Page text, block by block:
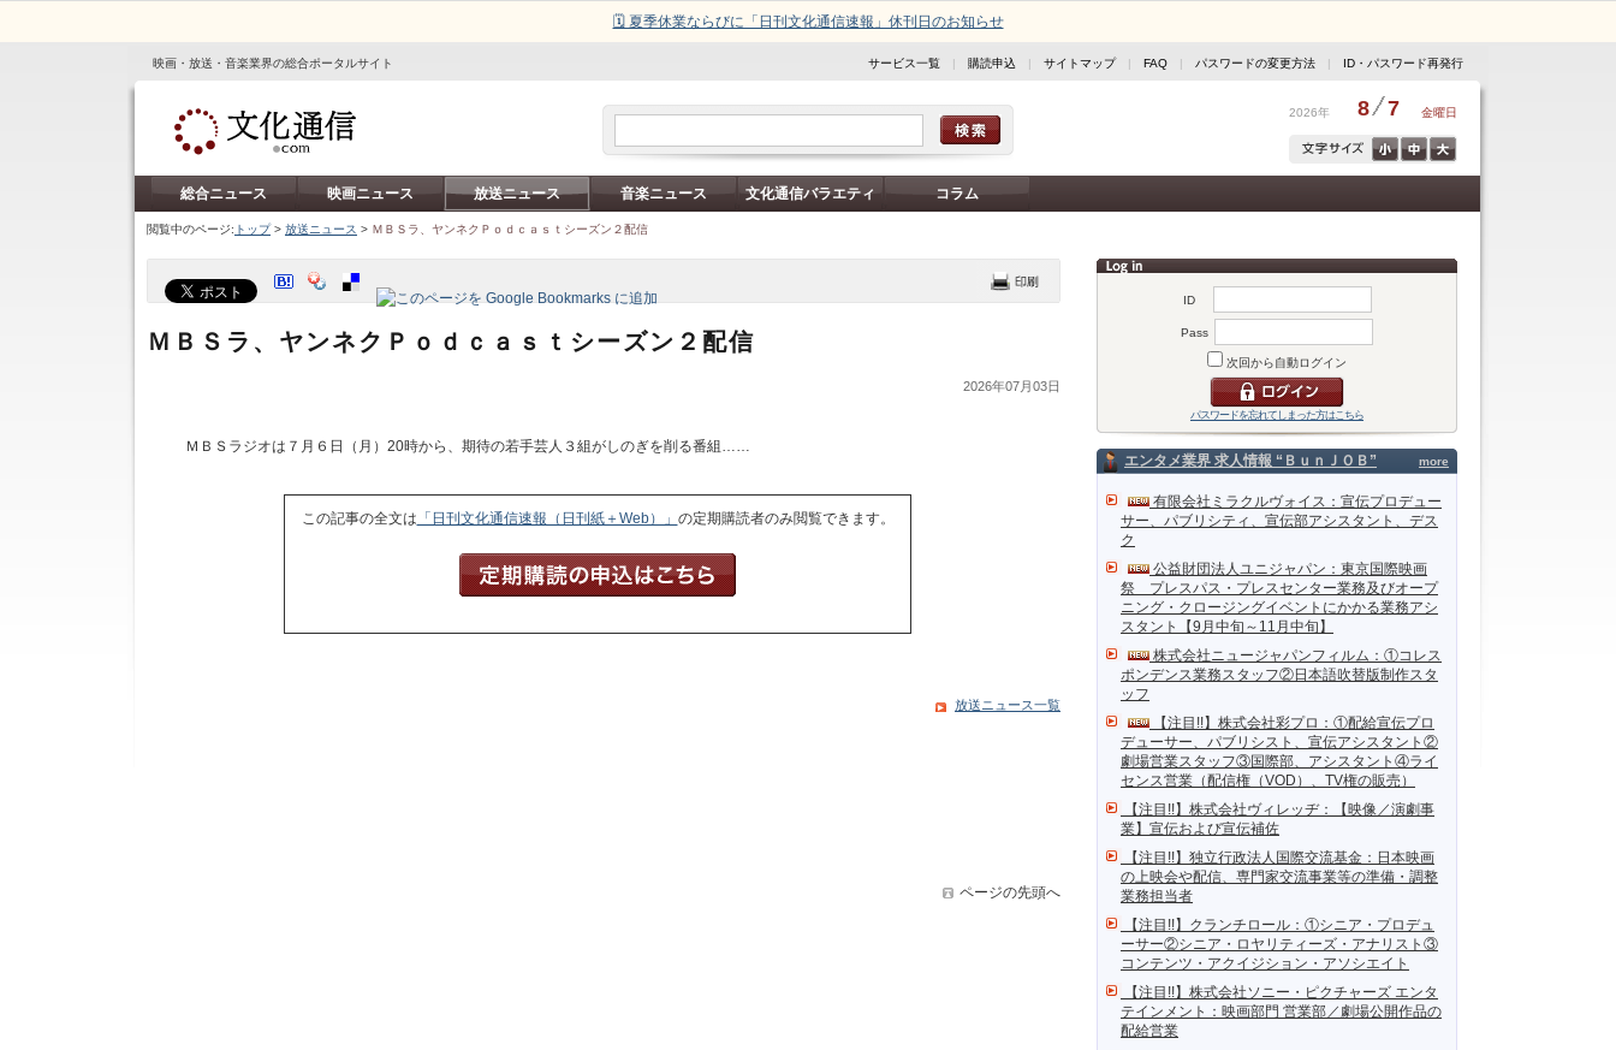
🗓️ 夏季休業ならびに「日刊文化通信速報」休刊日のお知らせ
映画・放送・音楽業界の総合ポータルサイト サービス一覧 | 購読申込 | サイトマップ| FAQ | パスワードの変更方法 | ID・パスワード再発行
2026年 8 7 金曜日
総合ニュース 映画ニュース 放送ニュース 音楽ニュース 文化通信バラエティ コラム
閲覧中のページ: トップ> 放送ニュース > ＭＢＳラ、ヤンネクＰｏｄｃａｓｔシーズン２配信
ID
Pass
次回から自動ログイン
パスワードを忘れてしまった方はこちら
more
エンタメ業界 求人情報 “ＢｕｎＪＯＢ”
有限会社ミラクルヴォイス：宣伝プロデュー
サー、パブリシティ、宣伝部アシスタント、デス
ク
公益財団法人ユニジャパン：東京国際映画
祭 プレスパス・プレスセンター業務及びオープ
ニング・クロージングイベントにかかる業務アシ
スタント【9月中旬～11月中旬】
株式会社ニュージャパンフィルム：①コレス
ポンデンス業務スタッフ②日本語吹替版制作スタ
ッフ
【注目!!】株式会社彩プロ：①配給宣伝プロ
デューサー、パブリシスト、宣伝アシスタント②
劇場営業スタッフ③国際部、アシスタント④ライ
センス営業（配信権（VOD）、TV権の販売）
【注目!!】株式会社ヴィレッヂ：【映像／演劇事
業】宣伝および宣伝補佐
【注目!!】独立行政法人国際交流基金：日本映画
の上映会や配信、専門家交流事業等の準備・調整
業務担当者
【注目!!】クランチロール：①シニア・プロデュ
ーサー②シニア・ロヤリティーズ・アナリスト③
コンテンツ・アクイジション・アソシエイト
【注目!!】株式会社ソニー・ピクチャーズ エンタ
テインメント：映画部門 営業部／劇場公開作品の
配給営業
ＭＢＳラ、ヤンネクＰｏｄｃａｓｔシーズン２配信
2026年07月03日
ＭＢＳラジオは７月６日（月）20時から、期待の若手芸人３組がしのぎを削る番組……
この記事の全文は 「日刊文化通信速報（日刊紙＋Web）」 の定期購読者のみ閲覧できます。
放送ニュース一覧
ページの先頭へ